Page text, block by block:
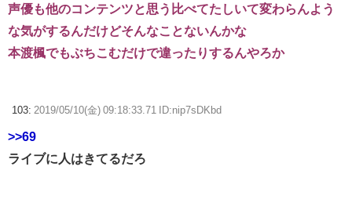
声優も他のコンテンツと思う比べてたしいて変わらんよう
な気がするんだけどそんなことないんかな
本渡楓でもぶちこむだけで違ったりするんやろか
103: 2019/05/10(金) 09:18:33.71 ID:nip7sDKbd
>>69
ライブに人はきてるだろ